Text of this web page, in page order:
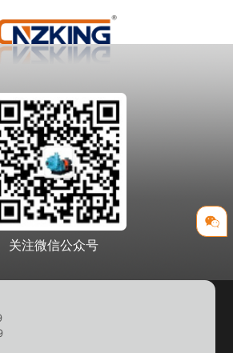
关注微信公众号